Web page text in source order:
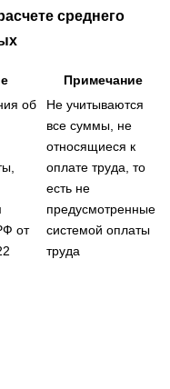
среднего
Примечание
об
от
Не учитываются
все суммы, не
относящиеся к
оплате труда, то
есть не
предусмотренные
системой оплаты
труда